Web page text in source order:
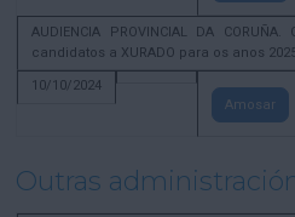
AUDIENCIA PROVINCIAL DA
candidatos a XURADO para os anos 2025
10/10/2024
Amosar
Outras